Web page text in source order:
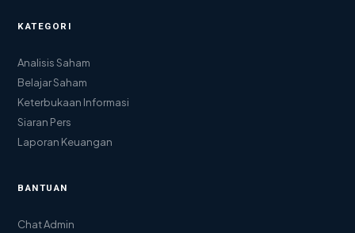
KATEGORI
Analisis Saham
Belajar Saham
Keterbukaan Informasi
Siaran Pers
Laporan Keuangan
BANTUAN
Chat Admin